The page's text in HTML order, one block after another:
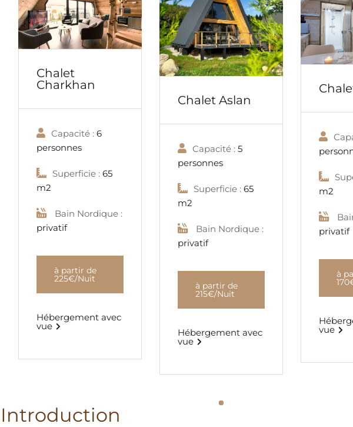
Chalet
Charkhan
Capacité : 6
personnes
Superficie : 65
m2
Bain Nordique :
privatif
à partir de
225€/Nuit
Hébergement avec
vue
Chalet Aslan
Capacité : 5
personnes
Superficie : 65
m2
Bain Nordique :
privatif
à partir de
215€/Nuit
Hébergement avec
vue
m2
privatif
à
vue
Introduction